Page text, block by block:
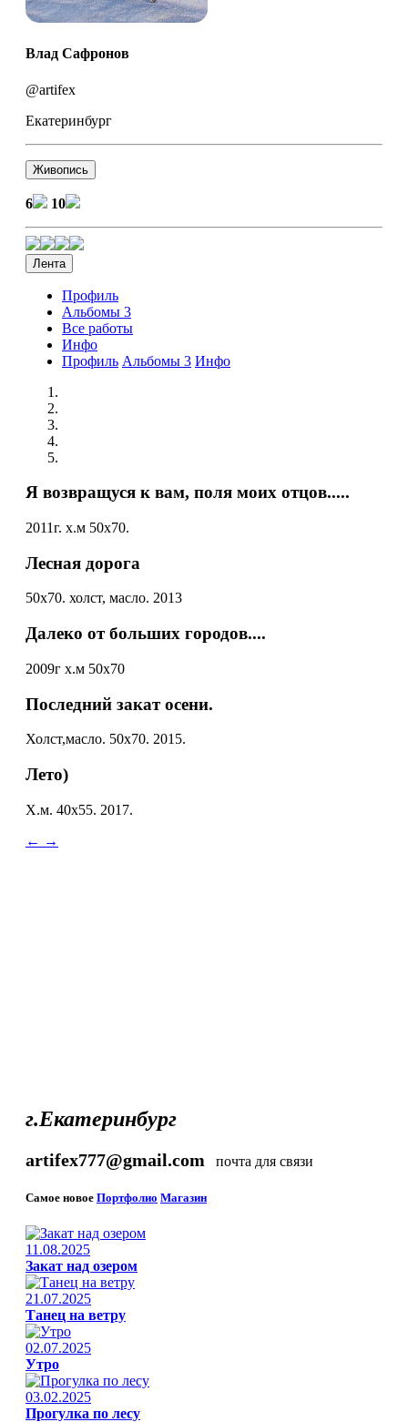
Bлад Сафронов
@artifex
Екатеринбург
Живопись
6 10
Лента
Профиль
Альбомы 3
Все работы
Инфо
Профиль Альбомы 3 Инфо
Я возвращуся к вам, поля моих отцов.....
2011г. х.м 50х70.
Лесная дорога
50х70. холст, масло. 2013
Далеко от больших городов....
2009г х.м 50х70
Последний закат осени.
Холст,масло. 50х70. 2015.
Лето)
Х.м. 40х55. 2017.
← →
г.Екатеринбург
artifex777@gmail.com почта для связи
Самое новое Портфолио Магазин
11.08.2025
Закат над озером
21.07.2025
Танец на ветру
02.07.2025
Утро
03.02.2025
Прогулка по лесу